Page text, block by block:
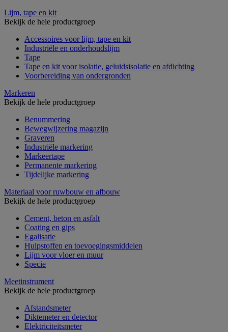
Lijm, tape en kit
Bekijk de hele productgroep
Accessoires voor lijm, tape en kit
Industriële en onderhoudslijm
Tape
Tape en kit voor isolatie, geluidsisolatie en afdichting
Voorbereiding van ondergronden
Markeren
Bekijk de hele productgroep
Benummering
Bewegwijzering magazijn
Graveren
Industriële markering
Markeertape
Permanente markering
Tijdelijke markering
Materiaal voor ruwbouw en afbouw
Bekijk de hele productgroep
Cement, beton en asfalt
Coating en gips
Egalisatie
Hulpstoffen en toevoegingsmiddelen
Lijm voor vloer en muur
Specie
Meetinstrument
Bekijk de hele productgroep
Afstandsmeter
Diktemeter en detector
Elektriciteitsmeter